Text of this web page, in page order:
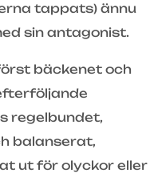
tappats) ännu
sin antagonist.
bäckenet och
regelbundet,
balanserat,
ut för olyckor eller